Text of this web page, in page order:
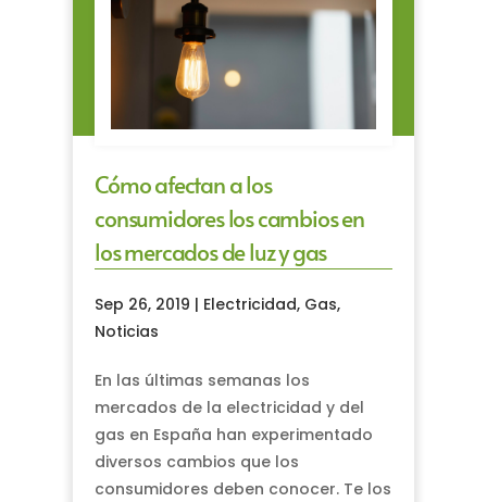
Cómo afectan a los
consumidores los cambios en
los mercados de luz y gas
Sep 26, 2019 | Electricidad, Gas,
Noticias
En las últimas semanas los
mercados de la electricidad y del
gas en España han experimentado
diversos cambios que los
consumidores deben conocer. Te los